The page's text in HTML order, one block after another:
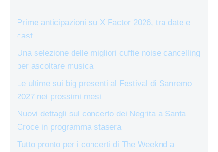
Prime anticipazioni su X Factor 2026, tra date e
cast
Una selezione delle migliori cuffie noise cancelling
per ascoltare musica
Le ultime sui big presenti al Festival di Sanremo
2027 nei prossimi mesi
Nuovi dettagli sul concerto dei Negrita a Santa
Croce in programma stasera
Tutto pronto per i concerti di The Weeknd a